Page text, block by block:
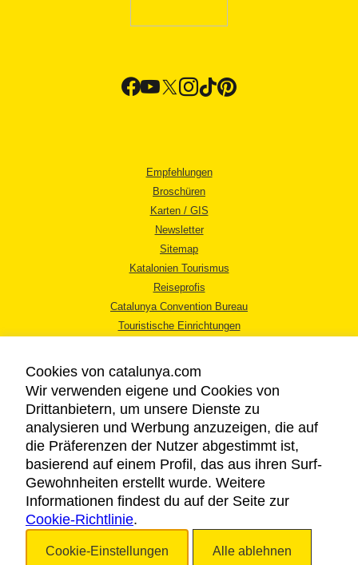
Empfehlungen
Broschüren
Karten / GIS
Newsletter
Sitemap
Katalonien Tourismus
Reiseprofis
Catalunya Convention Bureau
Touristische Einrichtungen
RECHTLICHER HINWEIS
DATENSCHUTZICHTLINIE
COOKIES
BARRIEREFREIHEIT
Cookies von catalunya.com
Wir verwenden eigene und Cookies von
Drittanbietern, um unsere Dienste zu
analysieren und Werbung anzuzeigen, die auf
die Präferenzen der Nutzer abgestimmt ist,
basierend auf einem Profil, das aus ihren Surf-
Gewohnheiten erstellt wurde. Weitere
Informationen findest du auf der Seite zur
Cookie-Richtlinie.
Cookie-Einstellungen Alle ablehnen